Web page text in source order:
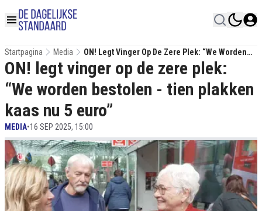
Startpagina Media
ON! Legt Vinger Op De Zere Plek: “We Worden
Bestolen - Tien Plakken Kaas Nu 5 Euro”
ON! legt vinger op de zere plek:
“We worden bestolen - tien plakken
kaas nu 5 euro”
MEDIA•16 SEP 2025, 15:00